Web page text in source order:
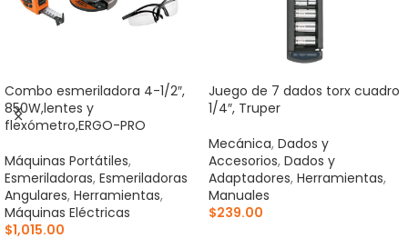
Combo esmeriladora 4-1/2″,
850W,lentes y
flexómetro,ERGO-PRO
Máquinas Portátiles,
Esmeriladoras, Esmeriladoras
Angulares, Herramientas,
Máquinas Eléctricas
$1,015.00
Juego de 7 dados torx cuadro
1/4″, Truper
Mecánica, Dados y
Accesorios, Dados y
Adaptadores, Herramientas,
Manuales
$239.00